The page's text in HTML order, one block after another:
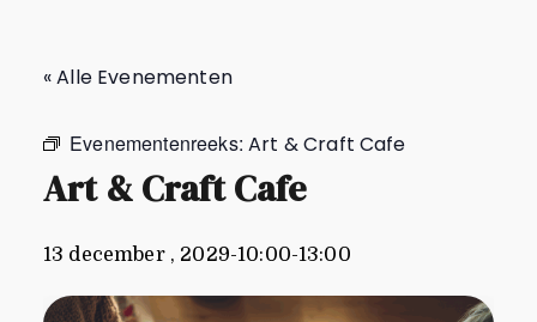
« Alle Evenementen
Evenementenreeks:Art & Craft Cafe
Art & Craft Cafe
13 december , 2029-10:00-13:00